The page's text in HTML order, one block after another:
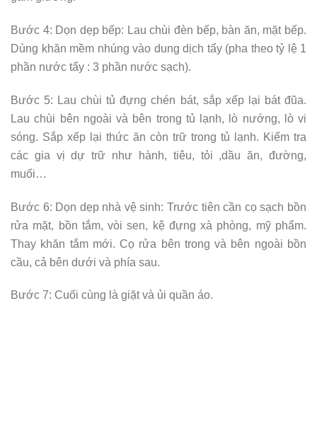
Bước 4: Dọn dẹp bếp: Lau chùi đèn bếp, bàn ăn, mặt bếp.
Dùng khăn mềm nhúng vào dung dịch tẩy (pha theo tỷ lệ 1
phần nước tẩy : 3 phần nước sạch).
Bước 5: Lau chùi tủ đựng chén bát, sắp xếp lại bát đũa.
Lau chùi bên ngoài và bên trong tủ lạnh, lò nướng, lò vi
sóng. Sắp xếp lại thức ăn còn trữ trong tủ lạnh. Kiểm tra
các gia vị dự trữ như hành, tiêu, tỏi ,dầu ăn, đường,
muối…
Bước 6: Dọn dẹp nhà vệ sinh: Trước tiên cần cọ sạch bồn
rửa mặt, bồn tắm, vòi sen, kệ đựng xà phòng, mỹ phẩm.
Thay khăn tắm mới. Cọ rửa bên trong và bên ngoài bồn
cầu, cả bên dưới và phía sau.
Bước 7: Cuối cùng là giặt và ủi quần áo.